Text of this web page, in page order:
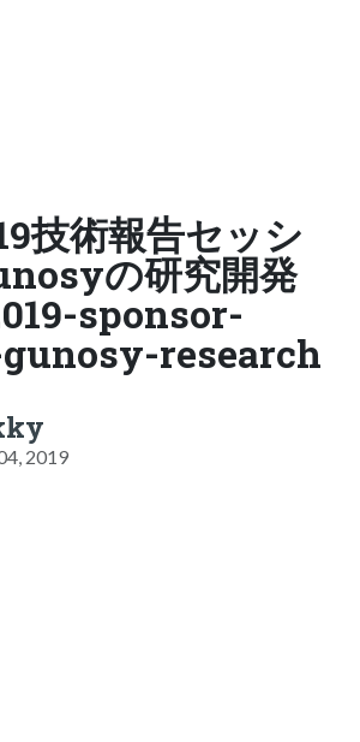
技術報告セッシ
の研究開発
sponsor-
research
2019